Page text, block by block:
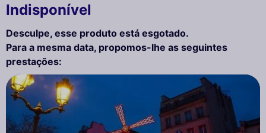
Indisponível
Desculpe, esse produto está esgotado.
Para a mesma data, propomos-lhe as seguintes
prestações: